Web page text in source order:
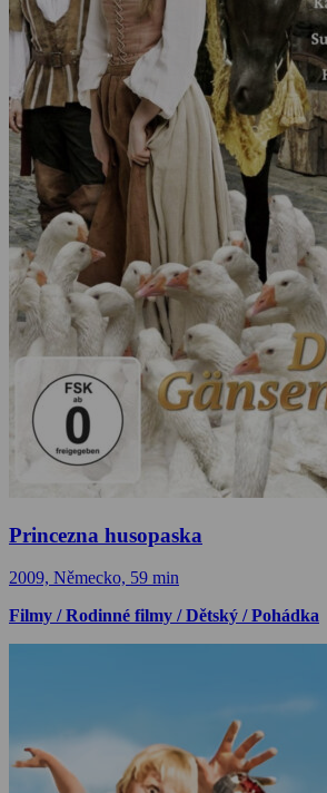
Princezna husopaska
2009, Německo, 59 min
Filmy / Rodinné filmy / Dětský / Pohádka